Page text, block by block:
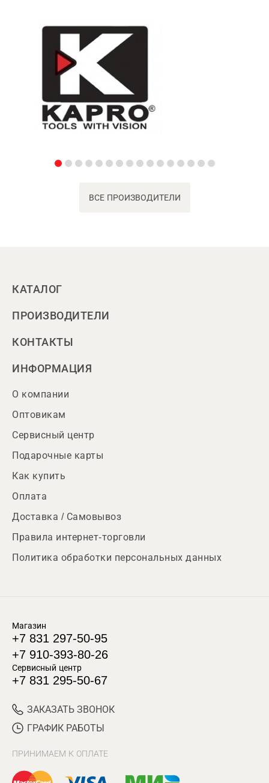
ВСЕ ПРОИЗВОДИТЕЛИ
КАТАЛОГ
ПРОИЗВОДИТЕЛИ
КОНТАКТЫ
ИНФОРМАЦИЯ
О компании
Оптовикам
Сервисный центр
Подарочные карты
Как купить
Оплата
Доставка / Самовывоз
Правила интернет-торговли
Политика обработки персональных данных
Магазин
+7 831 297-50-95
+7 910-393-80-26
Сервисный центр
+7 831 295-50-67
ЗАКАЗАТЬ ЗВОНОК
ГРАФИК РАБОТЫ
ПРИНИМАЕМ К ОПЛАТЕ